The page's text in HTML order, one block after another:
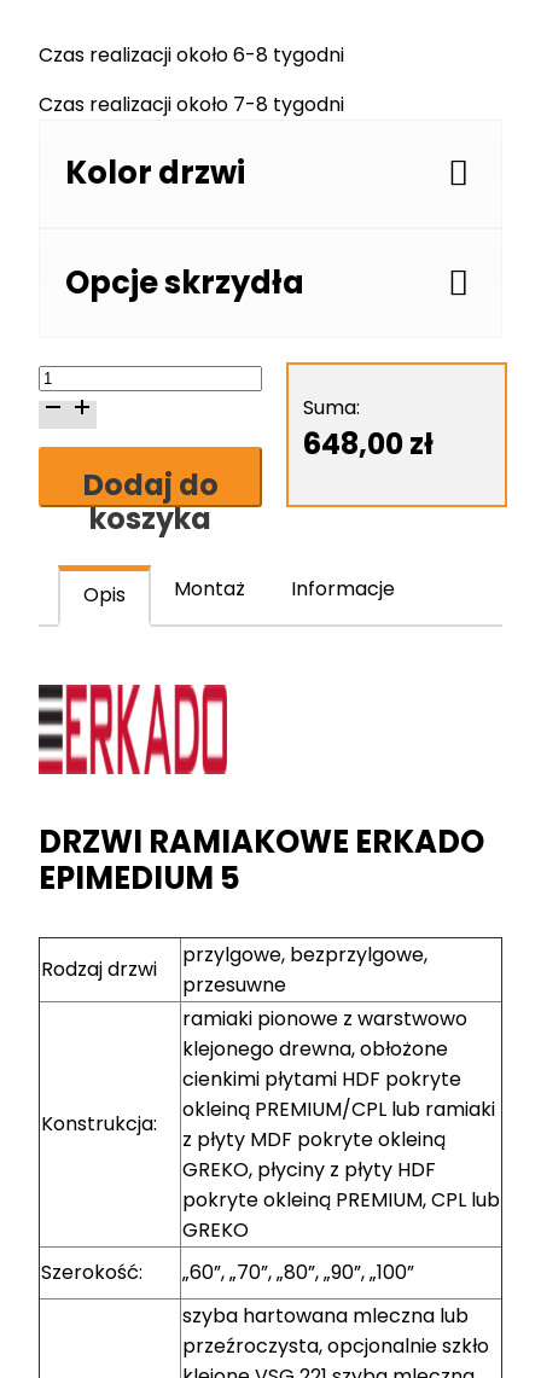
Czas realizacji około 6-8 tygodni
Czas realizacji około 7-8 tygodni
Kolor drzwi
Opcje skrzydła
ilość
Erkado
Epimedium
skrzydło
drzwiowe
Dodaj do
koszyka
Suma:
648,00zł
Opis Montaż Informacje
DRZWI RAMIAKOWE ERKADO
EPIMEDIUM 5
Rodzaj drzwi
przylgowe, bezprzylgowe,
przesuwne
Konstrukcja:
ramiaki pionowe z warstwowo
klejonego drewna, obłożone
cienkimi płytami HDF pokryte
okleiną PREMIUM/CPL lub ramiaki
z płyty MDF pokryte okleiną
GREKO, płyciny z płyty HDF
pokryte okleiną PREMIUM, CPL lub
GREKO
Szerokość:
„60”, „70”, „80”, „90”, „100”
szyba hartowana mleczna lub
przeźroczysta, opcjonalnie szkło